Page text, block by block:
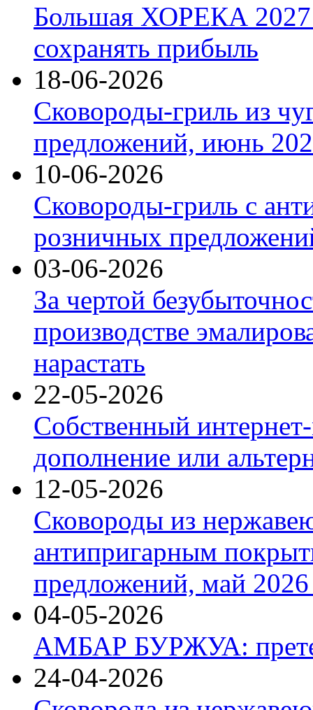
Большая ХОРЕКА 2027:
сохранять прибыль
18-06-2026
Сковороды-гриль из
предложений, июнь
10-06-2026
Сковороды-гриль с
розничных
03-06-2026
За чертой
производстве
нарастать
22-05-2026
Собственный
дополнение или
12-05-2026
Сковороды из
антипригарным
предложений, май 2026
04-05-2026
АМБАР БУРЖУА:
24-04-2026